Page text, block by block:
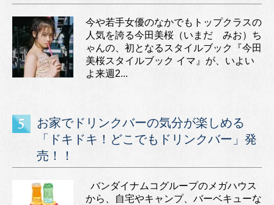
今や若手女優のなかでもトップクラスの
人気を誇る今田美桜（いまだ みお）ち
ゃんの、初となるスタイルブック『今田
美桜スタイルブック イマ』が、いよい
よ来週2...
お家でドリンクバーの気分が楽しめる
「ドキドキ！どこでもドリンクバー」発
売！！
バンダイナムコグループのメガハウス
から、自宅やキャンプ、バーベキューな